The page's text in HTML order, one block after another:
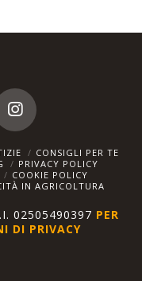
CONSIGLI PER TE
PRIVACY POLICY
COOKIE POLICY
IN AGRICOLTURA
02505490397 PER
DI PRIVACY